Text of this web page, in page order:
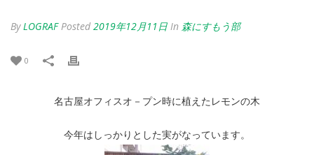
ByLOGRAF Posted 2019年12月11日 In 森にすもう部
0
名古屋オフィスオ－プン時に植えたレモンの木
今年はしっかりとした実がなっています。